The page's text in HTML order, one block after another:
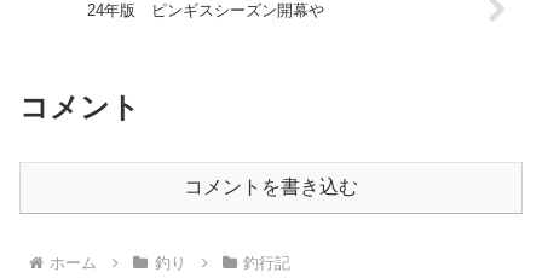
24年版 ピンギスシーズン開幕や
コメント
コメントを書き込む
ホーム 釣り 釣行記